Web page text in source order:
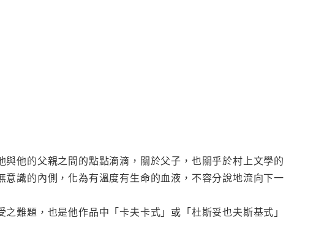
他的父親之間的點點滴滴，關於父子，也關乎於村上文學的
識的內側，化為有溫度有生命的血液，不容分說地流向下一
難題，也是他作品中「卡夫卡式」或「杜斯妥也夫斯基式」